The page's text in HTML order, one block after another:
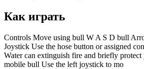
Как играть
Controls Move using bull W A S D bull
Joystick Use the hose button or assigned
Water can extinguish fire and briefly
mobile bull Use the left joystick to mo